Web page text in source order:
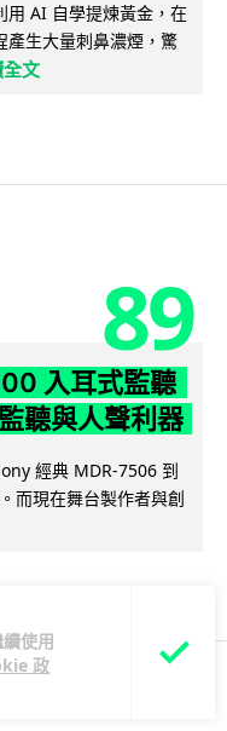
使用
政
用 AI 自學提煉黃金，在
產生大量刺鼻濃煙，驚
全文
89
入耳式監聽
聽與人聲利器
經典 MDR-7506 到
而現在舞台製作者與創